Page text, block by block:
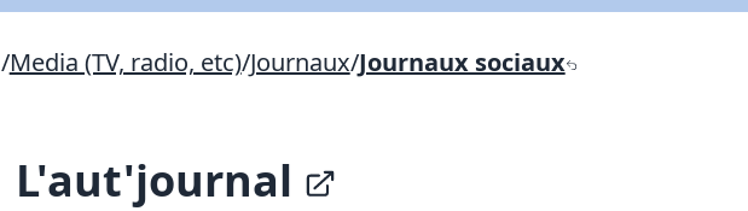
/Media (TV, radio, etc)/Journaux/Journaux sociaux
L'aut'journal
X Fermer